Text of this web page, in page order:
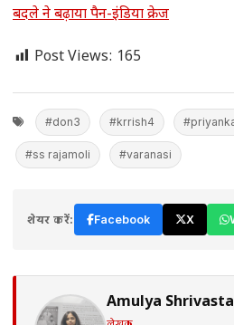
बदले ने बढ़ाया पैन-इंडिया क्रेज
Post Views: 165
#don3 #krrish4
#ss rajamoli #varanasi
शेयर करें: Facebook X
Amulya